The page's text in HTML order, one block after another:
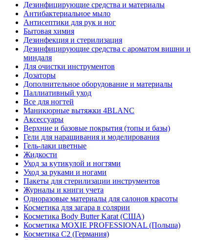
Дезинфицирующие средства и материалы
Антибактериальное мыло
Антисептики для рук и ног
Бытовая химия
Дезинфекция и стерилизация
Дезинфицирующие средства с ароматом вишни и
миндаля
Для очистки инструментов
Дозаторы
Дополнительное оборудование и материалы
Паллиативный уход
Все для ногтей
Маникюрные вытяжки 4BLANC
Аксессуары
Верхние и базовые покрытия (топы и базы)
Гели для наращивания и моделирования
Гель-лаки цветные
Жидкости
Уход за кутикулой и ногтями
Уход за руками и ногами
Пакеты для стерилизации инструментов
Журналы и книги учета
Одноразовые материалы для салонов красоты
Косметика для загара в солярии
Косметика Body Butter Karat (США)
Косметика MOXIE PROFESSIONAL (Польша)
Косметика С2 (Германия)